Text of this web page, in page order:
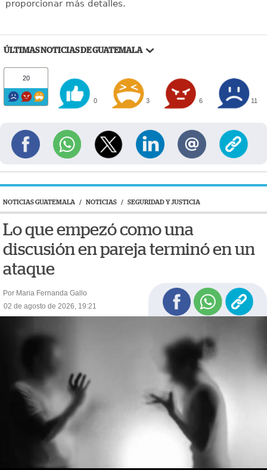
proporcionar más detalles.
ÚLTIMAS NOTICIAS DE GUATEMALA
20
0 3 6 11
NOTICIAS GUATEMALA / NOTICIAS / SEGURIDAD Y JUSTICIA
Lo que empezó como una
discusión en pareja terminó en un
ataque
Por Maria Fernanda Gallo
02 de agosto de 2026, 19:21